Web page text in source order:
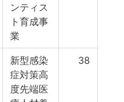
ンティス
ト育成事
業
新型感染
症対策高
度先端医
38